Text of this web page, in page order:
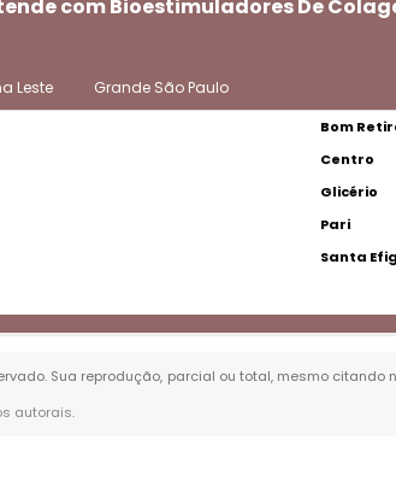
com Bioestimuladores De
Leste Grande São Paulo
Bom
Centro
Glicério
Pari
Santa
Sua reprodução, parcial ou total, mesmo
autorais.